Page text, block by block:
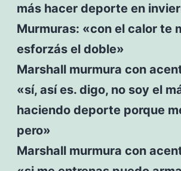
más hacer deporte en
Murmuras: «con el calor te
esforzás el doble»
Marshall murmura con
«sí, así es. digo, no soy el
haciendo deporte porque
pero»
Marshall murmura con